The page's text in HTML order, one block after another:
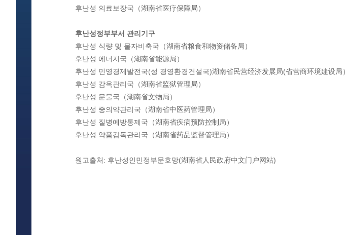
후난성 의료보장국（湖南省医疗保障局）
후난성정부부서 관리기구
후난성 식량 및 물자비축국（湖南省粮食和物资储备局）
후난성 에너지국（湖南省能源局）
후난성 민영경제발전국(성 경영환경건설국)湖南省民营经济发展局(省营商环境建设局）
후난성 감옥관리국（湖南省监狱管理局）
후난성 문물국（湖南省文物局）
후난성 중의약관리국（湖南省中医药管理局）
후난성 질병예방통제국（湖南省疾病预防控制局）
후난성 약품감독관리국（湖南省药品监督管理局）
원고출처: 후난성인민정부문호망(湖南省人民政府中文门户网站)